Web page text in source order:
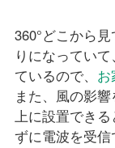
360°どこから
りになってい
ているので、 お
また、風の影
上に設置でき
ずに電波を受信